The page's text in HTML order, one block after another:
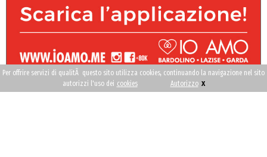
Per offrire servizi di qualitÃ questo sito utilizza cookies, continuando la navigazione nel sito
autorizzi l'uso dei cookies Autorizzo x